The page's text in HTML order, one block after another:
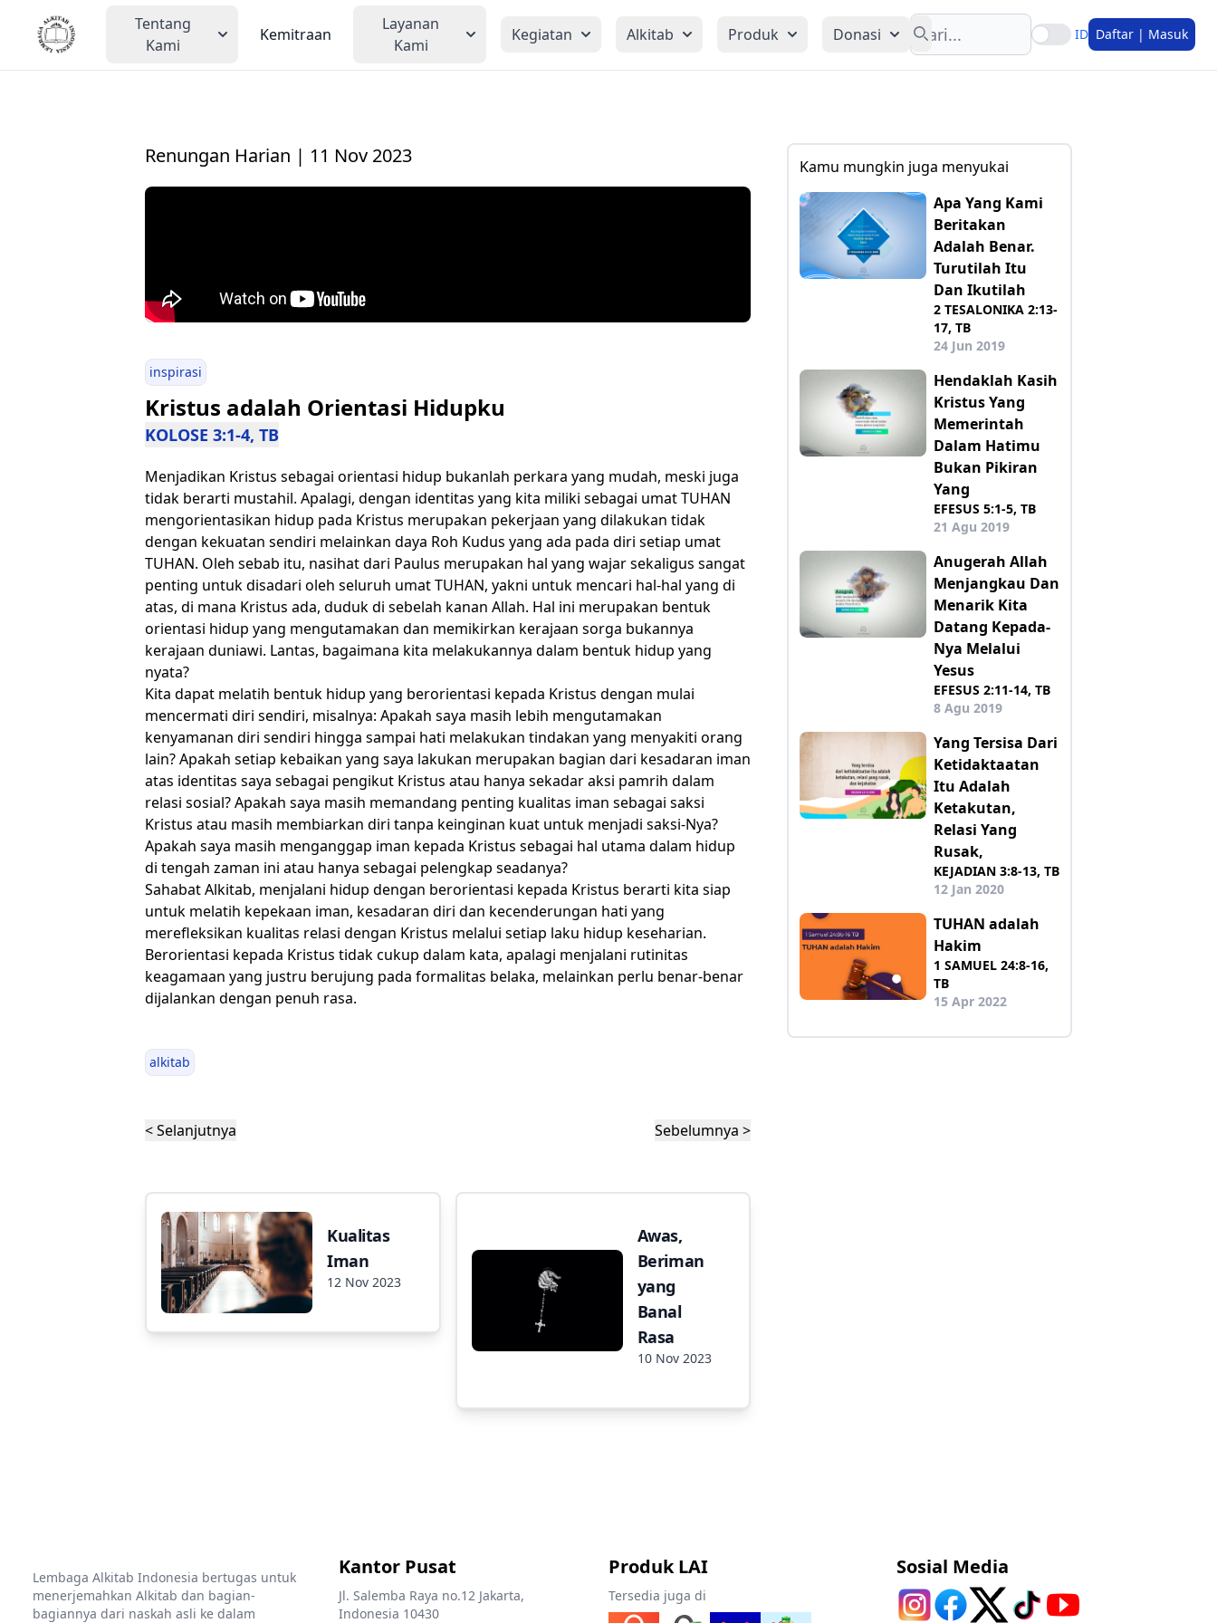
Tentang
Kami
Kemitraan
Layanan
Kami
Kegiatan Alkitab Produk Donasi
Search
ID Daftar | Masuk
Renungan Harian | 11 Nov 2023
inspirasi
Kristus adalah Orientasi Hidupku
KOLOSE 3:1-4, TB
Menjadikan Kristus sebagai orientasi hidup bukanlah perkara yang mudah, meski juga
tidak berarti mustahil. Apalagi, dengan identitas yang kita miliki sebagai umat TUHAN
mengorientasikan hidup pada Kristus merupakan pekerjaan yang dilakukan tidak
dengan kekuatan sendiri melainkan daya Roh Kudus yang ada pada diri setiap umat
TUHAN. Oleh sebab itu, nasihat dari Paulus merupakan hal yang wajar sekaligus sangat
penting untuk disadari oleh seluruh umat TUHAN, yakni untuk mencari hal-hal yang di
atas, di mana Kristus ada, duduk di sebelah kanan Allah. Hal ini merupakan bentuk
orientasi hidup yang mengutamakan dan memikirkan kerajaan sorga bukannya
kerajaan duniawi. Lantas, bagaimana kita melakukannya dalam bentuk hidup yang
nyata?
Kita dapat melatih bentuk hidup yang berorientasi kepada Kristus dengan mulai
mencermati diri sendiri, misalnya: Apakah saya masih lebih mengutamakan
kenyamanan diri sendiri hingga sampai hati melakukan tindakan yang menyakiti orang
lain? Apakah setiap kebaikan yang saya lakukan merupakan bagian dari kesadaran iman
atas identitas saya sebagai pengikut Kristus atau hanya sekadar aksi pamrih dalam
relasi sosial? Apakah saya masih memandang penting kualitas iman sebagai saksi
Kristus atau masih membiarkan diri tanpa keinginan kuat untuk menjadi saksi-Nya?
Apakah saya masih menganggap iman kepada Kristus sebagai hal utama dalam hidup
di tengah zaman ini atau hanya sebagai pelengkap seadanya?
Sahabat Alkitab, menjalani hidup dengan berorientasi kepada Kristus berarti kita siap
untuk melatih kepekaan iman, kesadaran diri dan kecenderungan hati yang
merefleksikan kualitas relasi dengan Kristus melalui setiap laku hidup keseharian.
Berorientasi kepada Kristus tidak cukup dalam kata, apalagi menjalani rutinitas
keagamaan yang justru berujung pada formalitas belaka, melainkan perlu benar-benar
dijalankan dengan penuh rasa.
alkitab
< Selanjutnya Sebelumnya >
Kualitas
Iman
12 Nov 2023
Awas,
Beriman
yang
Banal
Rasa
10 Nov 2023
Kamu mungkin juga menyukai
Apa Yang Kami
Beritakan
Adalah Benar.
Turutilah Itu
Dan Ikutilah
2 TESALONIKA 2:13-
17, TB
24 Jun 2019
Hendaklah Kasih
Kristus Yang
Memerintah
Dalam Hatimu
Bukan Pikiran
Yang
EFESUS 5:1-5, TB
21 Agu 2019
Anugerah Allah
Menjangkau Dan
Menarik Kita
Datang Kepada-
Nya Melalui
Yesus
EFESUS 2:11-14, TB
8 Agu 2019
Yang Tersisa Dari
Ketidaktaatan
Itu Adalah
Ketakutan,
Relasi Yang
Rusak,
KEJADIAN 3:8-13, TB
12 Jan 2020
TUHAN adalah
Hakim
1 SAMUEL 24:8-16,
TB
15 Apr 2022
Lembaga Alkitab Indonesia bertugas untuk
menerjemahkan Alkitab dan bagian-
bagiannya dari naskah asli ke dalam
Kantor Pusat
Jl. Salemba Raya no.12 Jakarta,
Indonesia 10430
Produk LAI
Tersedia juga di
Sosial Media